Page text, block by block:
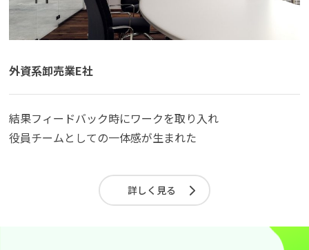
外資系卸売業E社
結果フィードバック時にワークを取り入れ
役員チームとしての一体感が生まれた
詳しく見る